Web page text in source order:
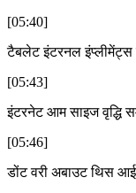
[05:40]
टैबलेट इंटरनल इंप्लीमेंट्स
[05:43]
इंटरनेट आम साइज वृद्धि
[05:46]
डोंट वरी अबाउट थिस